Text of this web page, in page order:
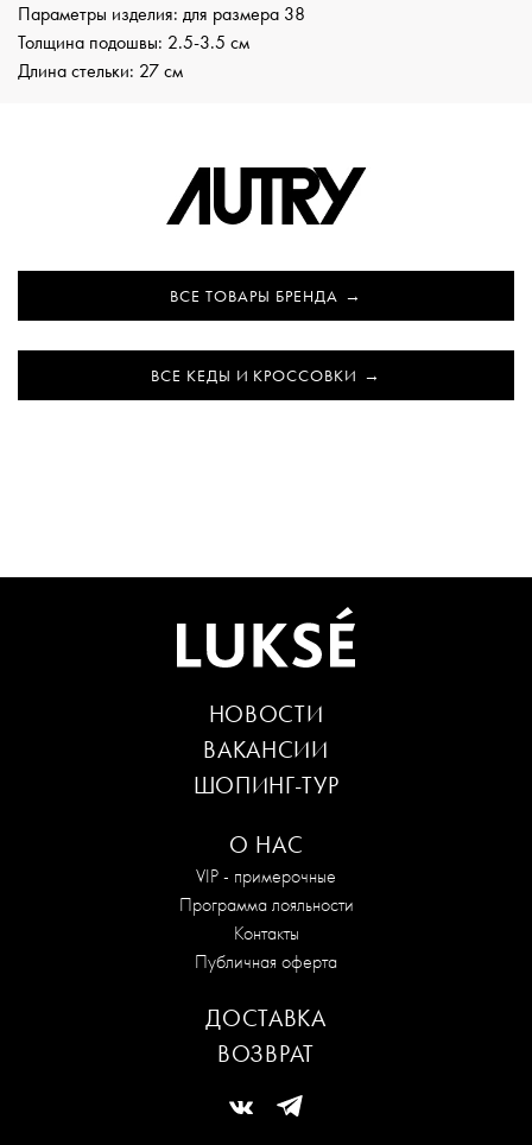
Параметры изделия: для размера 38
Толщина подошвы: 2.5-3.5 см
Длина стельки: 27 см
ВСЕ ТОВАРЫ БРЕНДА
ВСЕ КЕДЫ И КРОССОВКИ
О НАС
VIP - примерочные
Программа лояльности
Контакты
Публичная оферта
НОВОСТИ
ВАКАНСИИ
ШОПИНГ-ТУР
ДОСТАВКА
ВОЗВРАТ